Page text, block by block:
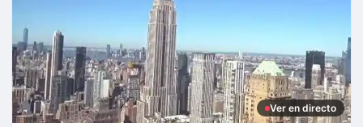
Ver en directo